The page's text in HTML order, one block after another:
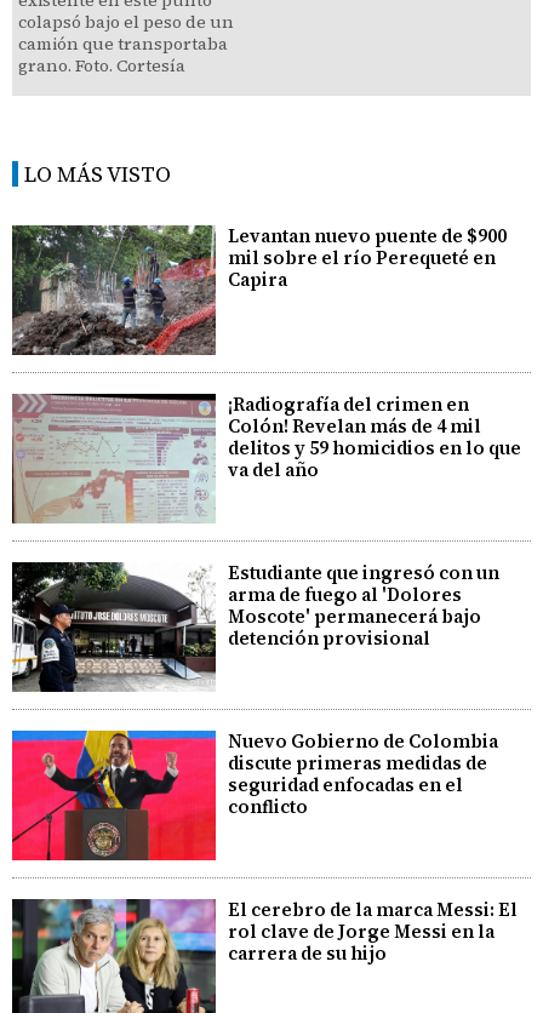
LO MÁS VISTO
Levantan nuevo puente de $900
mil sobre el río Perequeté en
Capira
¡Radiografía del crimen en
Colón! Revelan más de 4 mil
delitos y 59 homicidios en lo que
va del año
Estudiante que ingresó con un
arma de fuego al 'Dolores
Moscote' permanecerá bajo
detención provisional
Nuevo Gobierno de Colombia
discute primeras medidas de
seguridad enfocadas en el
conflicto
El cerebro de la marca Messi: El
rol clave de Jorge Messi en la
carrera de su hijo